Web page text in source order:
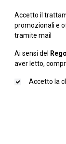
Accetto il
promozionali e
tramite mail
Ai sensi del
aver letto,
Accetto la